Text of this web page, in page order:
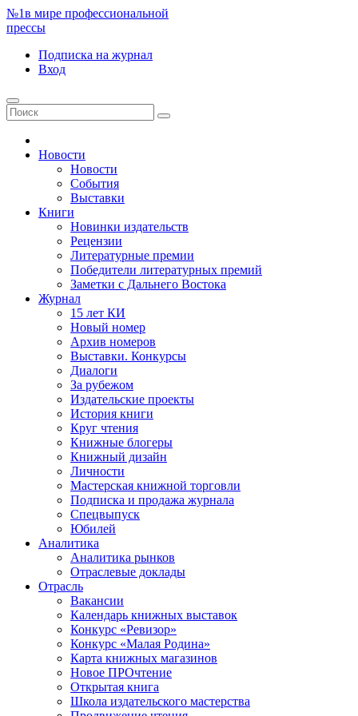
№1в мире профессиональной
прессы
Подписка на журнал
Вход
Новости
Новости
События
Выставки
Книги
Новинки издательств
Рецензии
Литературные премии
Победители литературных премий
Заметки с Дальнего Востока
Журнал
15 лет КИ
Новый номер
Архив номеров
Выставки. Конкурсы
Диалоги
За рубежом
Издательские проекты
История книги
Круг чтения
Книжные блогеры
Книжный дизайн
Личности
Мастерская книжной торговли
Подписка и продажа журнала
Спецвыпуск
Юбилей
Аналитика
Аналитика рынков
Отраслевые доклады
Отрасль
Вакансии
Календарь книжных выставок
Конкурс «Ревизор»
Конкурс «Малая Родина»
Карта книжных магазинов
Новое ПРОчтение
Открытая книга
Школа издательского мастерства